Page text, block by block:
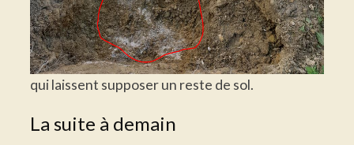
qui laissent supposer un reste de sol.
La suite à demain